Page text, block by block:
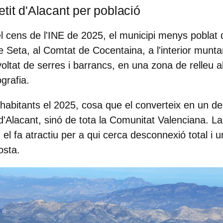
d'Alacant per població
cens de l'INE de 2025, el municipi menys
Seta, al Comtat de Cocentaina, a l'interior
de serres i barrancs, en una zona de relleu
el 2025, cosa que el converteix en un
sinó de tota la Comunitat Valenciana.
fa atractiu per a qui cerca desconnexió total i